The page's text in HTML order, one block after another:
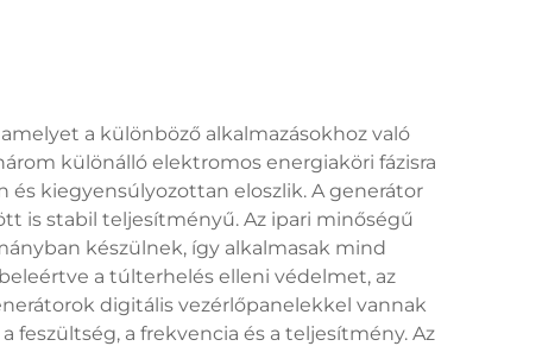
a különböző alkalmazásokhoz való
különálló elektromos energiaköri fázisra
és kiegyensúlyozottan eloszlik. A generátor
is stabil teljesítményű. Az ipari minőségű
készülnek, így alkalmasak mind
a túlterhelés elleni védelmet, az
digitális vezérlőpanelekkel vannak
a frekvencia és a teljesítmény. Az